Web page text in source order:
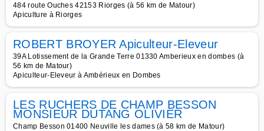
484 route Ouches 42153 Riorges (à 56 km de Matour)
Apiculture à Riorges
ROBERT BROYER Apiculteur-Eleveur
39A Lotissement de la Grande Terre 01330 Amberieux en dombes (à
56 km de Matour)
Apiculteur-Eleveur à Ambérieux en Dombes
LES RUCHERS DE CHAMP BESSON
MONSIEUR DUTANG OLIVIER
Champ Besson 01400 Neuville les dames (à 58 km de Matour)